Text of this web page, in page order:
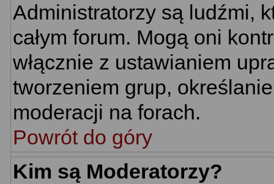
Administratorzy są ludźmi,
całym forum. Mogą oni
włącznie z ustawianiem
tworzeniem grup,
moderacji na forach.
Powrót do góry
Kim są Moderatorzy?